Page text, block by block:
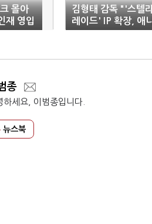
몰아
재 영입
김형태 감독 "'스텔
레이드' IP 확장, 애니
전 검토"
종
하세요, 이범종입니다.
뉴스북